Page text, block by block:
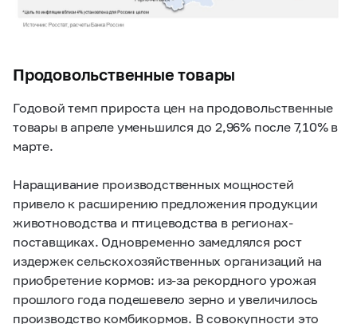
Продовольственные товары
Годовой темп прироста цен на продовольственные
товары в апреле уменьшился до 2,96% после 7,10% в
марте.
Наращивание производственных мощностей
привело к расширению предложения продукции
животноводства и птицеводства в регионах-
поставщиках. Одновременно замедлялся рост
издержек сельскохозяйственных организаций на
приобретение кормов: из-за рекордного урожая
прошлого года подешевело зерно и увеличилось
производство комбикормов. В совокупности это